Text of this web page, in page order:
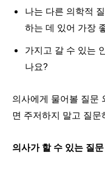
나는 다른 의학적
하는 데 있어 가장
가지고 갈 수 있는
나요?
의사에게 물어볼 질문
면 주저하지 말고 질문
의사가 할 수 있는 질문